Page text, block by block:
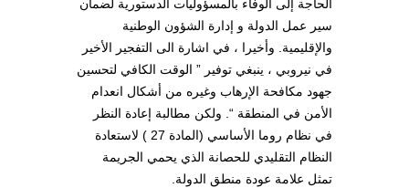
الحاجة إلى الوفاء بالمسؤوليات الدستورية لضمان
سير عمل الدولة و إدارة الشؤون الوطنية
والإقليمية. وأخيرا ، في اشارة الى التفجير الأخير
في نيروبي ، ينبغي توفير ” الوقت الكافي لتحسين
جهود مكافحة الإرهاب وغيره من أشكال انعدام
الأمن في المنطقة “. ولكن مطالبة إعادة النظر
في نظام روما الأساسي (المادة 27 ) لاستعادة
النظام التقليدي للحصانة الذي يحمي الجريمة
تمثل علامة عودة منطق الدولة.